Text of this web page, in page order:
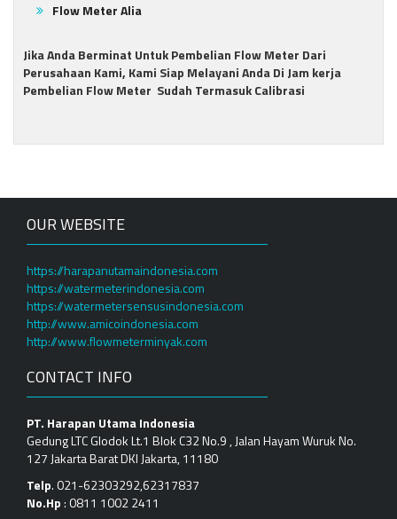
Flow Meter Alia
Jika Anda Berminat Untuk Pembelian Flow Meter Dari
Perusahaan Kami, Kami Siap Melayani Anda Di Jam kerja
Pembelian Flow Meter Sudah Termasuk Calibrasi
OUR WEBSITE
https://harapanutamaindonesia.com
https://watermeterindonesia.com
https://watermetersensusindonesia.com
http://www.amicoindonesia.com
http://www.flowmeterminyak.com
CONTACT INFO
PT. Harapan Utama Indonesia
Gedung LTC Glodok Lt.1 Blok C32 No.9 , Jalan Hayam Wuruk No.
127 Jakarta Barat DKI Jakarta, 11180
Telp. 021-62303292,62317837
No.Hp: 0811 1002 2411